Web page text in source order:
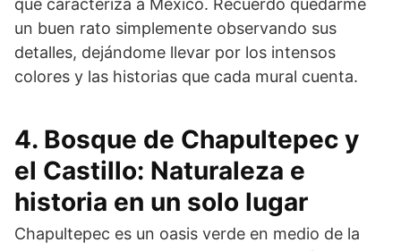
que caracteriza a México. Recuerdo quedarme
un buen rato simplemente observando sus
detalles, dejándome llevar por los intensos
colores y las historias que cada mural cuenta.
4. Bosque de Chapultepec y
el Castillo: Naturaleza e
historia en un solo lugar
Chapultepec es un oasis verde en medio de la